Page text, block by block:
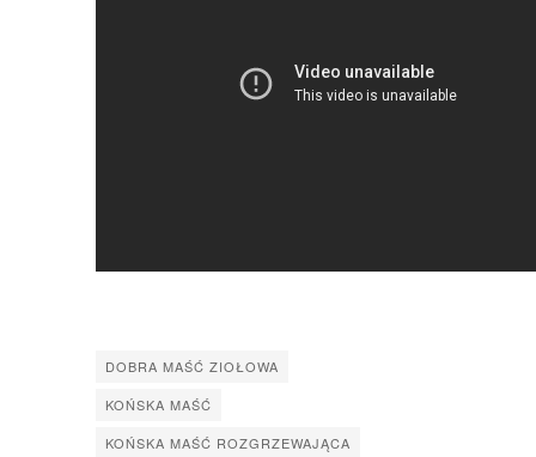
DOBRA MAŚĆ ZIOŁOWA
KOŃSKA MAŚĆ
KOŃSKA MAŚĆ ROZGRZEWAJĄCA